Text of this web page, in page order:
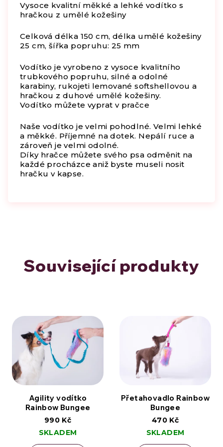
Vysoce kvalitní měkké a lehké vodítko s
hračkou z umělé kožešiny
Celková délka 150 cm, délka umělé kožešiny
25 cm, šířka popruhu: 25 mm
Vodítko je vyrobeno z vysoce kvalitního
trubkového popruhu, silné a odolné
karabiny, rukojeti lemované softshellovou a
hračkou z duhové umělé kožešiny.
Vodítko můžete vyprat v pračce
Naše vodítko je velmi pohodlné. Velmi lehké
a měkké. Příjemné na dotek. Nepálí ruce a
zároveň je velmi odolné.
Díky hračce můžete svého psa odměnit na
každé procházce aniž byste museli nosit
hračku v kapse.
Související produkty
Agility vodítko
Rainbow Bungee
990 Kč
SKLADEM
Přetahovadlo Rainbow
Bungee
470 Kč
SKLADEM